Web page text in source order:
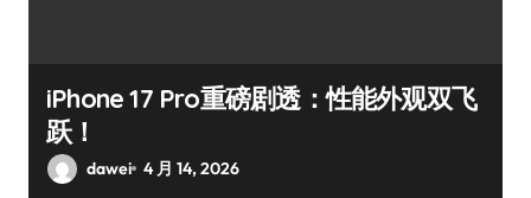
iPhone 17 Pro重磅剧透：性能外观双飞
跃！
dawei 4 月 14, 2026